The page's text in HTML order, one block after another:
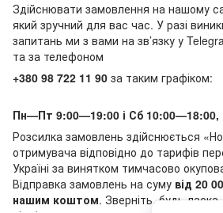
Здійснювати замовлення на нашому
який зручний для вас час. У разі
запитань ми з вами на зв’язку у
та за телефоном
+380 98 722 11 90 за таким графіком:
Пн—Пт 9:00—19:00 і Сб 10:00—18:00,
Розсилка замовлень здійснюється
отримувача відповідно до тарифів
Україні за винятком тимчасово
Відправка замовлень на суму від 20
нашим коштом. Зверніть, будь